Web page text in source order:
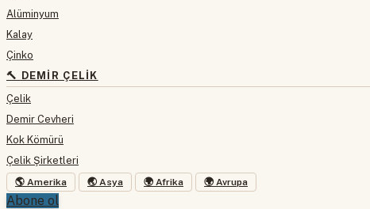
Alüminyum
Kalay
Çinko
🔨 DEMIR ÇELIK
Çelik
Demir Cevheri
Kok Kömürü
Çelik Şirketleri
🌎 Amerika 🌏 Asya 🌍 Afrika 🌍 Avrupa
Abone ol